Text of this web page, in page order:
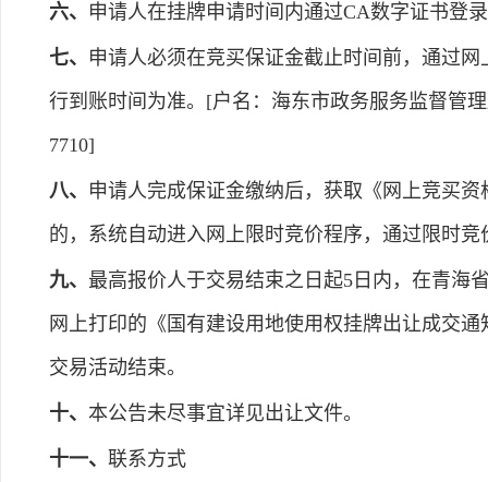
六、 申请人在挂牌申请时间内通过CA数字证书登
七、
申请人必须在竞买保证金截止时间前，通过
行到账时间为准。[户名：海东市政务服务监督管
7710]
八、
申请人完成保证金缴纳后，获取《网上竞买
的，系统自动进入网上限时竞价程序，通过限时
九、 最高报价人于交易结束之日起5日内，在青海
网上打印的《国有建设用地使用权挂牌出让成交
交易活动结束。
十、 本公告未尽事宜详见出让文件。
十一、 联系方式